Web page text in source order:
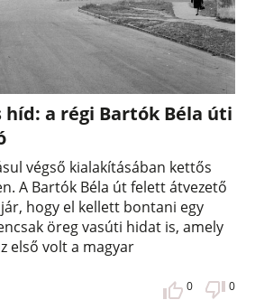
híd: a régi Bartók Béla úti
végső kialakításában kettős
A Bartók Béla út felett átvezető
hogy el kellett bontani egy
öreg vasúti hidat is, amely
első volt a magyar
0 0